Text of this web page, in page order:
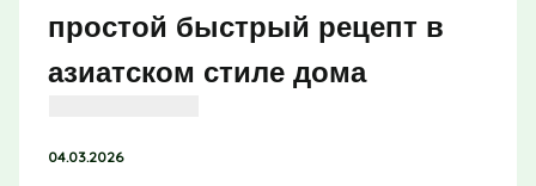
простой быстрый рецепт в
азиатском стиле дома
04.03.2026